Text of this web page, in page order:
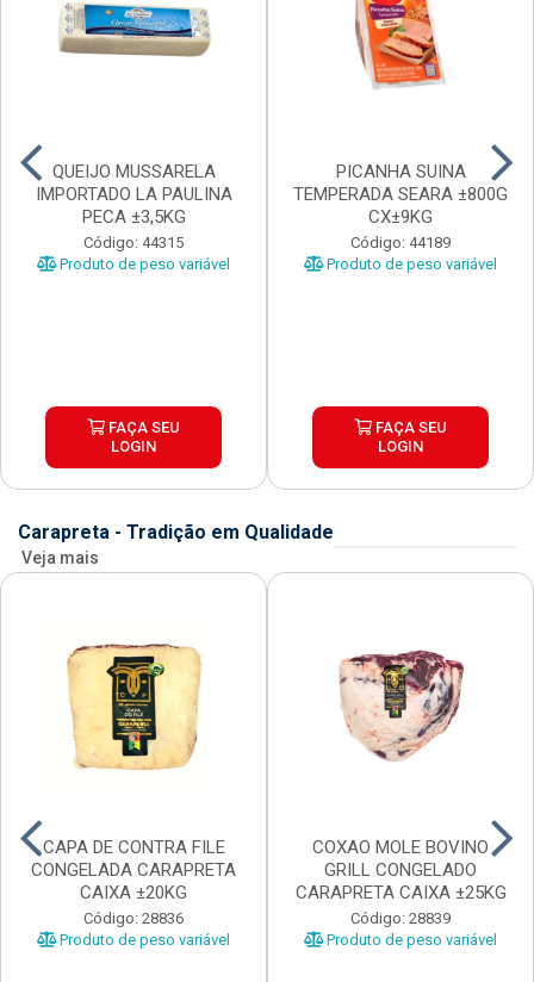
QUEIJO MUSSARELA
IMPORTADO LA PAULINA
PECA ±3,5KG
Código: 44315
Produto de peso variável
FAÇA SEU
LOGIN
PICANHA SUINA
TEMPERADA SEARA ±800G
CX±9KG
Código: 44189
Produto de peso variável
FAÇA SEU
LOGIN
Carapreta - Tradição em Qualidade
Veja mais
CAPA DE CONTRA FILE
CONGELADA CARAPRETA
CAIXA ±20KG
Código: 28836
Produto de peso variável
COXAO MOLE BOVINO
GRILL CONGELADO
CARAPRETA CAIXA ±25KG
Código: 28839
Produto de peso variável